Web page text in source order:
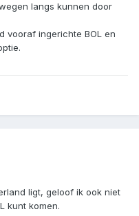
langs kunnen door
vooraf ingerichte BOL en
ligt, geloof ik ook niet
kunt komen.